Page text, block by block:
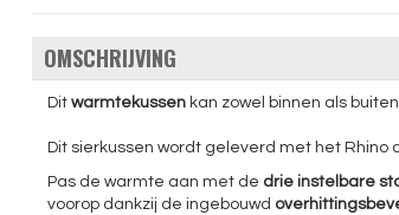
OMSCHRIJVING
Dit warmtekussen kan zowel binnen als
Dit sierkussen wordt geleverd met het Rhino
Pas de warmte aan met de drie instelbare
voorop dankzij de ingebouwd